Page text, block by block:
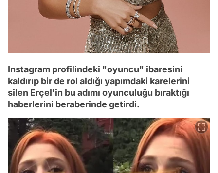
Instagram profilindeki "oyuncu" ibaresini
kaldırıp bir de rol aldığı yapımdaki karelerini
silen Erçel'in bu adımı oyunculuğu bıraktığı
haberlerini beraberinde getirdi.